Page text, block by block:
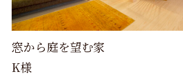
窓から庭を望む家
K様